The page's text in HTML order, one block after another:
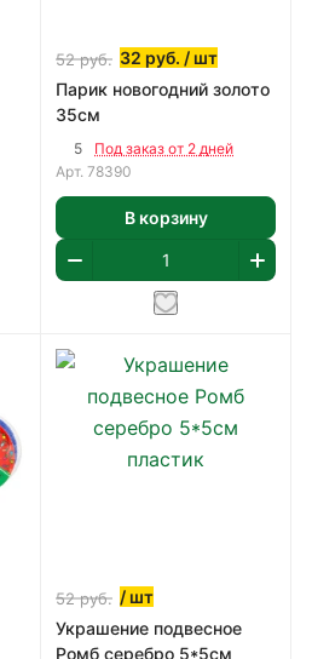
52руб. 32 руб. / шт
Парик новогодний золото
35см
5
Под заказ от 2 дней
Арт. 78390
В корзину
52руб. / шт
Украшение подвесное
Ромб серебро 5*5см